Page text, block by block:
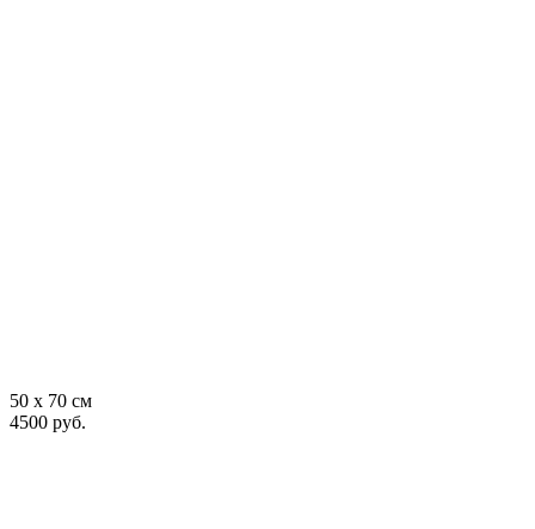
50 x 70 см
4500 руб.